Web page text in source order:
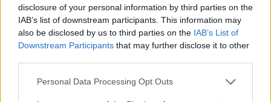
disclosure of your personal information by third parties on the
IAB’s list of downstream participants. This information may
also be disclosed by us to third parties on the IAB’s List of
Downstream Participants that may further disclose it to other
Personal Data Processing Opt Outs